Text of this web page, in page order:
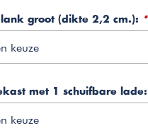
groot (dikte 2,2 cm.): *
keuze
met 1 schuifbare lade:
keuze